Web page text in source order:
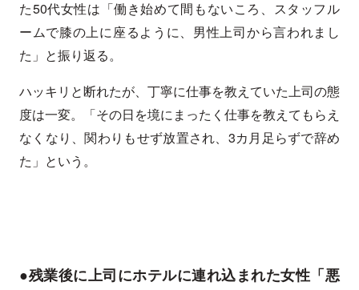
た50代女性は「働き始めて間もないころ、スタッフル
ームで膝の上に座るように、男性上司から言われまし
た」と振り返る。
ハッキリと断れたが、丁寧に仕事を教えていた上司の態
度は一変。「その日を境にまったく仕事を教えてもらえ
なくなり、関わりもせず放置され、3カ月足らずで辞め
た」という。
●残業後に上司にホテルに連れ込まれた女性「悪